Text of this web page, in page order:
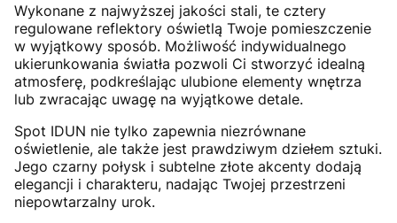
Wykonane z najwyższej jakości stali, te cztery
regulowane reflektory oświetlą Twoje pomieszczenie
w wyjątkowy sposób. Możliwość indywidualnego
ukierunkowania światła pozwoli Ci stworzyć idealną
atmosferę, podkreślając ulubione elementy wnętrza
lub zwracając uwagę na wyjątkowe detale.
Spot IDUN nie tylko zapewnia niezrównane
oświetlenie, ale także jest prawdziwym dziełem sztuki.
Jego czarny połysk i subtelne złote akcenty dodają
elegancji i charakteru, nadając Twojej przestrzeni
niepowtarzalny urok.